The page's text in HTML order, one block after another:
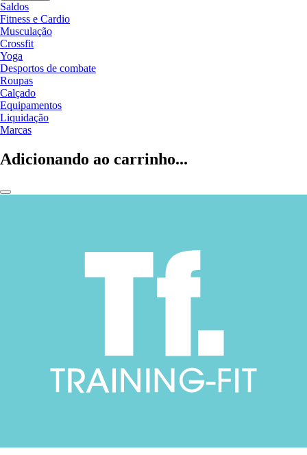
Saldos
Fitness e Cardio
Musculação
Crossfit
Yoga
Desportos de combate
Roupas
Calçado
Equipamentos
Liquidação
Marcas
Adicionando ao carrinho...